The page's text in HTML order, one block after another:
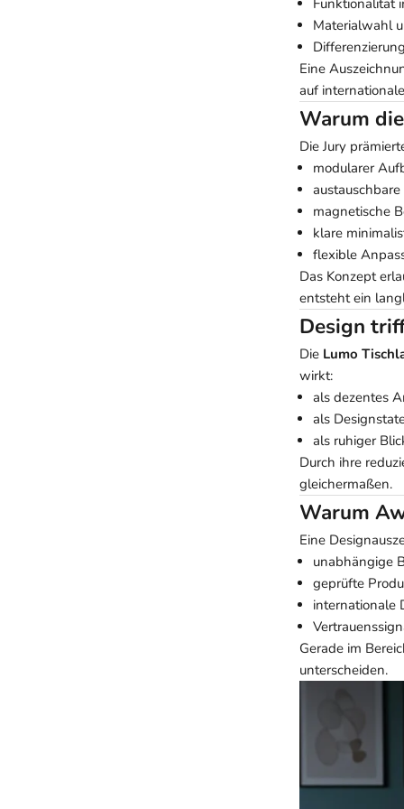
Materialwahl
Eine
auf
Warum
Die Jury
modularer
magnetische
klare
flexible
Das Konzept
entsteht ein
Design
Die Lumo
wirkt:
als dezentes
als
als ruhiger
Durch ihre
gleichermaßen.
Warum
Eine
unabhängige
geprüfte
internationale
Gerade im
unterscheiden.